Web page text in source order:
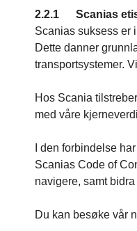
2.2.1 Scanias
Scanias suksess er
Dette danner
transportsystemer.
Hos Scania
med våre
I den forbindelse
Scanias Code of
navigere, samt
Du kan besøke vår